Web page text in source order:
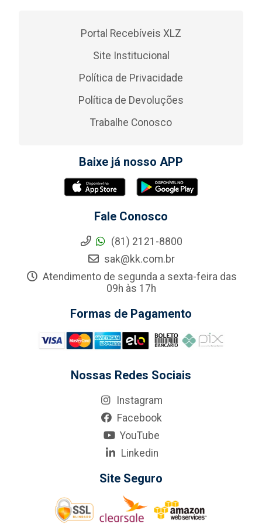
Portal Recebíveis XLZ
Site Institucional
Política de Privacidade
Política de Devoluções
Trabalhe Conosco
Baixe já nosso APP
Fale Conosco
(81) 2121-8800
sak@kk.com.br
Atendimento de segunda a sexta-feira das
09h às 17h
Formas de Pagamento
Nossas Redes Sociais
Instagram
Facebook
YouTube
Linkedin
Site Seguro